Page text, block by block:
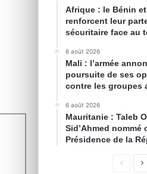
Afrique : le Bénin
renforcent leur
sécuritaire face au
6 août 2026
Mali : l’armée
poursuite de ses
contre les groupes
6 août 2026
Mauritanie : Taleb
Sid’Ahmed nommé
Présidence de la